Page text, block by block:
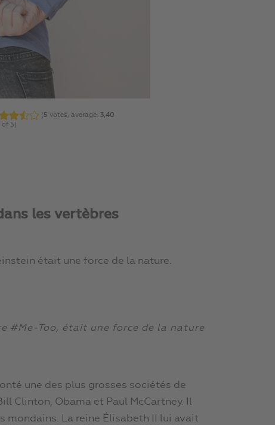
(5 votes, average: 3,40
of 5)
les vertèbres
était une force de la nature.
#Me-Too, était une force de la nature
une des plus grosses sociétés de
Clinton, Obama et Paul McCartney. Il
mondains. La reine Élisabeth II lui avait